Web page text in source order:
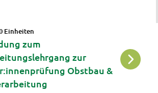
Einheiten
zum
zur
Obstbau &
Sep